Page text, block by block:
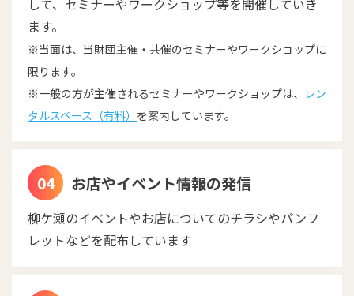
して、セミナーやワークショップ等を開催していき
ます。
※当面は、当財団主催・共催のセミナーやワークショップに
限ります。
※一般の方が主催されるセミナーやワークショップは、 レン
タルスペース（有料） を案内しています。
お店やイベント情報の発信
柳ケ瀬のイベントやお店についてのチラシやパンフ
レットなどを配布しています